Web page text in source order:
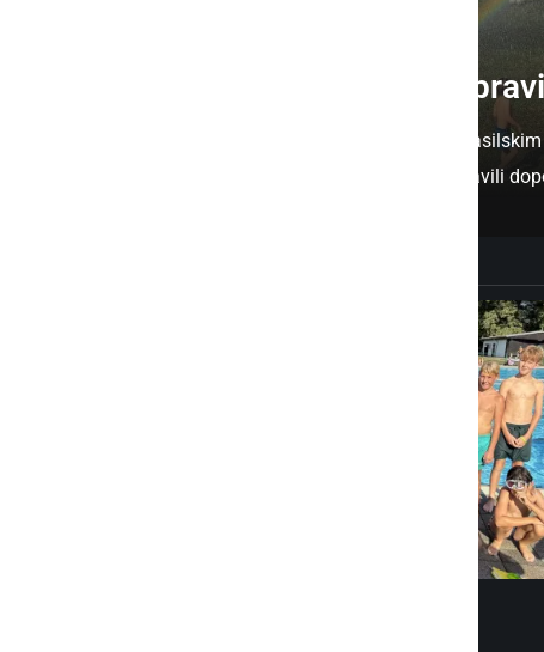
Gasilci otrokom
Člani PGD Gornja Radgona so z
Gornja Radgona ter otrokom pripravili